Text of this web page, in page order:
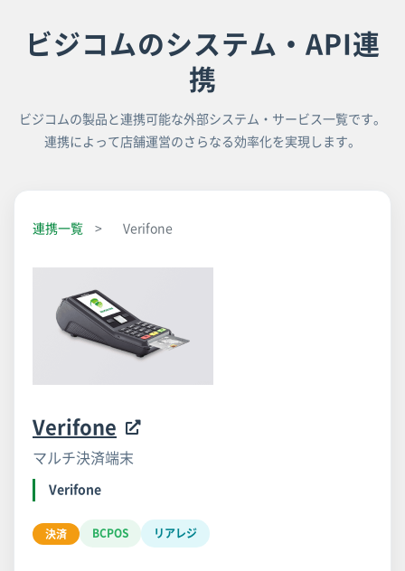
ビジコムのシステム・API連
携
ビジコムの製品と連携可能な外部システム・サービス一覧です。
連携によって店舗運営のさらなる効率化を実現します。
連携一覧 > Verifone
Verifone
マルチ決済端末
Verifone
決済 BCPOS リアレジ